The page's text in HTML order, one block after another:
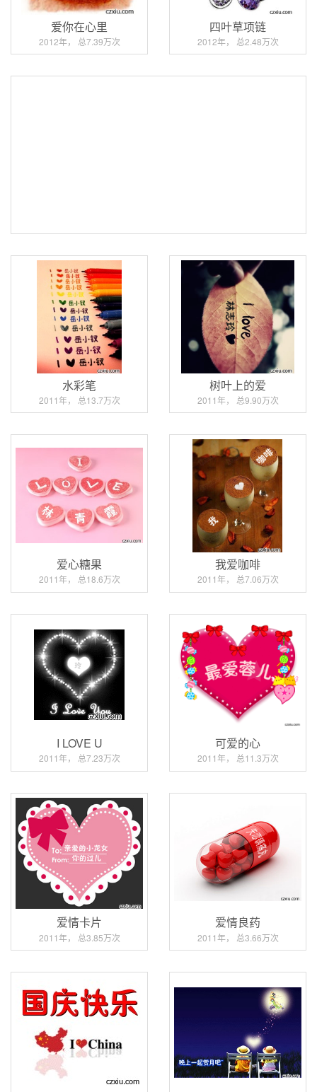
爱你在心里
2012年， 总7.39万次
四叶草项链
2012年， 总2.48万次
水彩笔
2011年， 总13.7万次
树叶上的爱
2011年， 总9.90万次
爱心糖果
2011年， 总18.6万次
我爱咖啡
2011年， 总7.06万次
I LOVE U
2011年， 总7.23万次
可爱的心
2011年， 总11.3万次
爱情卡片
2011年， 总3.85万次
爱情良药
2011年， 总3.66万次